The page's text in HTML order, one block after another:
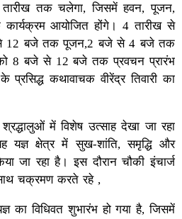
तारीख तक चलेगा, जिसमें हवन, पूजन,
आयोजित होंगे। 4 तारीख से
12 बजे तक पूजन,2 बजे से 4 बजे तक
8 बजे से 12 बजे तक प्रवचन प्रारंभ
प्रसिद्ध कथावाचक वीरेंद्र तिवारी का
में विशेष उत्साह देखा जा रहा
क्षेत्र में सुख-शांति, समृद्धि और
जा रहा है। इस दौरान चौकी इंचार्ज
चक्रमण करते रहे ,
का विधिवत शुभारंभ हो गया है, जिसमें